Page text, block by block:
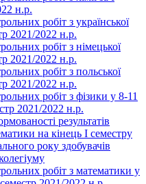
н.р.
робіт з української
2021/2022 н.р.
робіт з німецької
2021/2022 н.р.
робіт з польської
2021/2022 н.р.
робіт з фізики у 8-11
2021/2022 н.р.
результатів
на кінець І семестру
року здобувачів
робіт з математики у